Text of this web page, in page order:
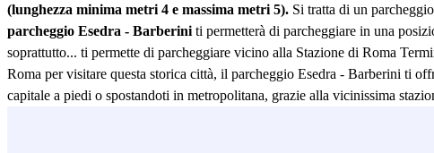
(lunghezza minima metri 4 e massima metri 5). Si tratta di un
parcheggio Esedra - Barberini ti permetterà di parcheggiare in una
soprattutto... ti permette di parcheggiare vicino alla Stazione di Roma
Roma per visitare questa storica città, il parcheggio Esedra - Barberini ti
capitale a piedi o spostandoti in metropolitana, grazie alla vicinissima